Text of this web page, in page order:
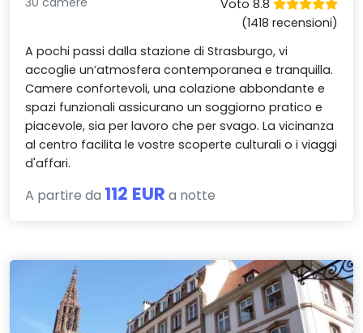
Voto 8.8
(1418 recensioni)
A pochi passi dalla stazione di Strasburgo, vi
accoglie un’atmosfera contemporanea e tranquilla.
Camere confortevoli, una colazione abbondante e
spazi funzionali assicurano un soggiorno pratico e
piacevole, sia per lavoro che per svago. La vicinanza
al centro facilita le vostre scoperte culturali o i viaggi
d'affari.
A partire da 112 EUR a notte